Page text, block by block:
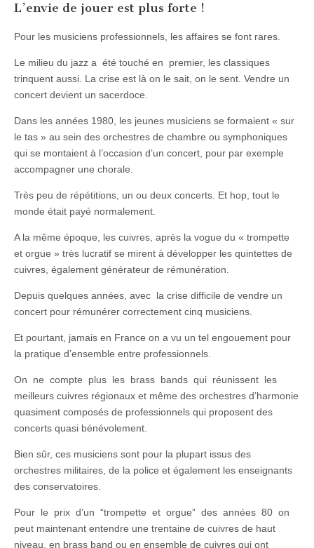
L’envie de jouer est plus forte !
Pour les musiciens professionnels, les affaires se font rares.
Le milieu du jazz a été touché en premier, les classiques
trinquent aussi. La crise est là on le sait, on le sent. Vendre un
concert devient un sacerdoce.
Dans les années 1980, les jeunes musiciens se formaient « sur
le tas » au sein des orchestres de chambre ou symphoniques
qui se montaient à l’occasion d’un concert, pour par exemple
accompagner une chorale.
Très peu de répétitions, un ou deux concerts. Et hop, tout le
monde était payé normalement.
A la même époque, les cuivres, après la vogue du « trompette
et orgue » très lucratif se mirent à développer les quintettes de
cuivres, également générateur de rémunération.
Depuis quelques années, avec la crise difficile de vendre un
concert pour rémunérer correctement cinq musiciens.
Et pourtant, jamais en France on a vu un tel engouement pour
la pratique d’ensemble entre professionnels.
On ne compte plus les brass bands qui réunissent les
meilleurs cuivres régionaux et même des orchestres d’harmonie
quasiment composés de professionnels qui proposent des
concerts quasi bénévolement.
Bien sûr, ces musiciens sont pour la plupart issus des
orchestres militaires, de la police et également les enseignants
des conservatoires.
Pour le prix d’un “trompette et orgue” des années 80 on
peut maintenant entendre une trentaine de cuivres de haut
niveau, en brass band ou en ensemble de cuivres qui ont